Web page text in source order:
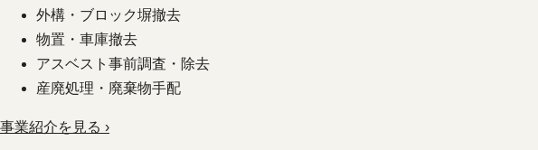
外構・ブロック塀撤去
物置・車庫撤去
アスベスト事前調査・除去
産廃処理・廃棄物手配
事業紹介を見る ›